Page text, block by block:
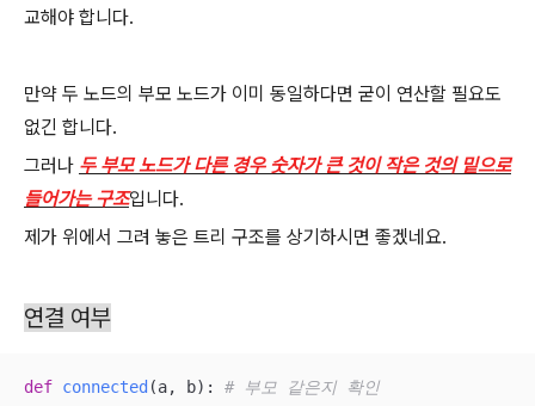
교해야 합니다.
만약 두 노드의 부모 노드가 이미 동일하다면 굳이 연산할 필요도
없긴 합니다.
그러나 두 부모 노드가 다른 경우 숫자가 큰 것이 작은 것의 밑으로
들어가는 구조입니다.
제가 위에서 그려 놓은 트리 구조를 상기하시면 좋겠네요.
연결 여부
def connected (a, b):
# 부모 같은지 확인